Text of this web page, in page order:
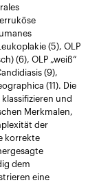
(5), OLP
(6), OLP „weiß“
(9),
(11). Die
und
Merkmalen,
der
korrekte
dem
eine